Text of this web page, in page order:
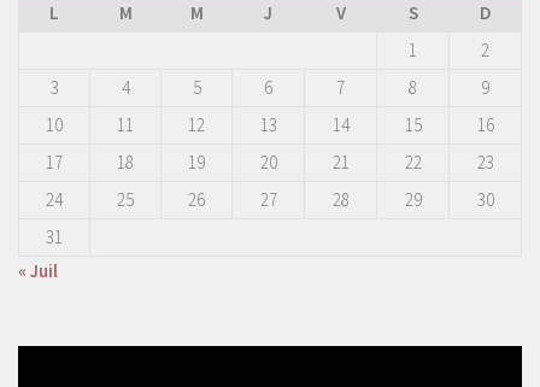
L
M M J V S
D
1
2
3
4 5 6 7 8
9
10
11 12 13 14 15
16
17
18 19 20 21 22
23
24
25 26 27 28 29
30
31
« Juil